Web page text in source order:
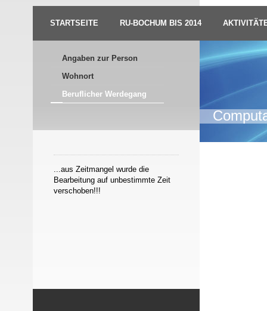
STARTSEITE RU-BOCHUM BIS 2014
Angaben zur Person
Wohnort
Beruflicher Werdegang
...aus Zeitmangel wurde die
Bearbeitung auf unbestimmte Zeit
verschoben!!!